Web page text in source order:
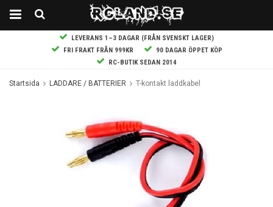
LEVERANS 1–3 DAGAR (FRÅN SVENSKT LAGER)
FRI FRAKT FRÅN 999KR
90 DAGAR ÖPPET KÖP
RC-BUTIK SEDAN 2014
Startsida LADDARE / BATTERIER T-kontakt laddkabel